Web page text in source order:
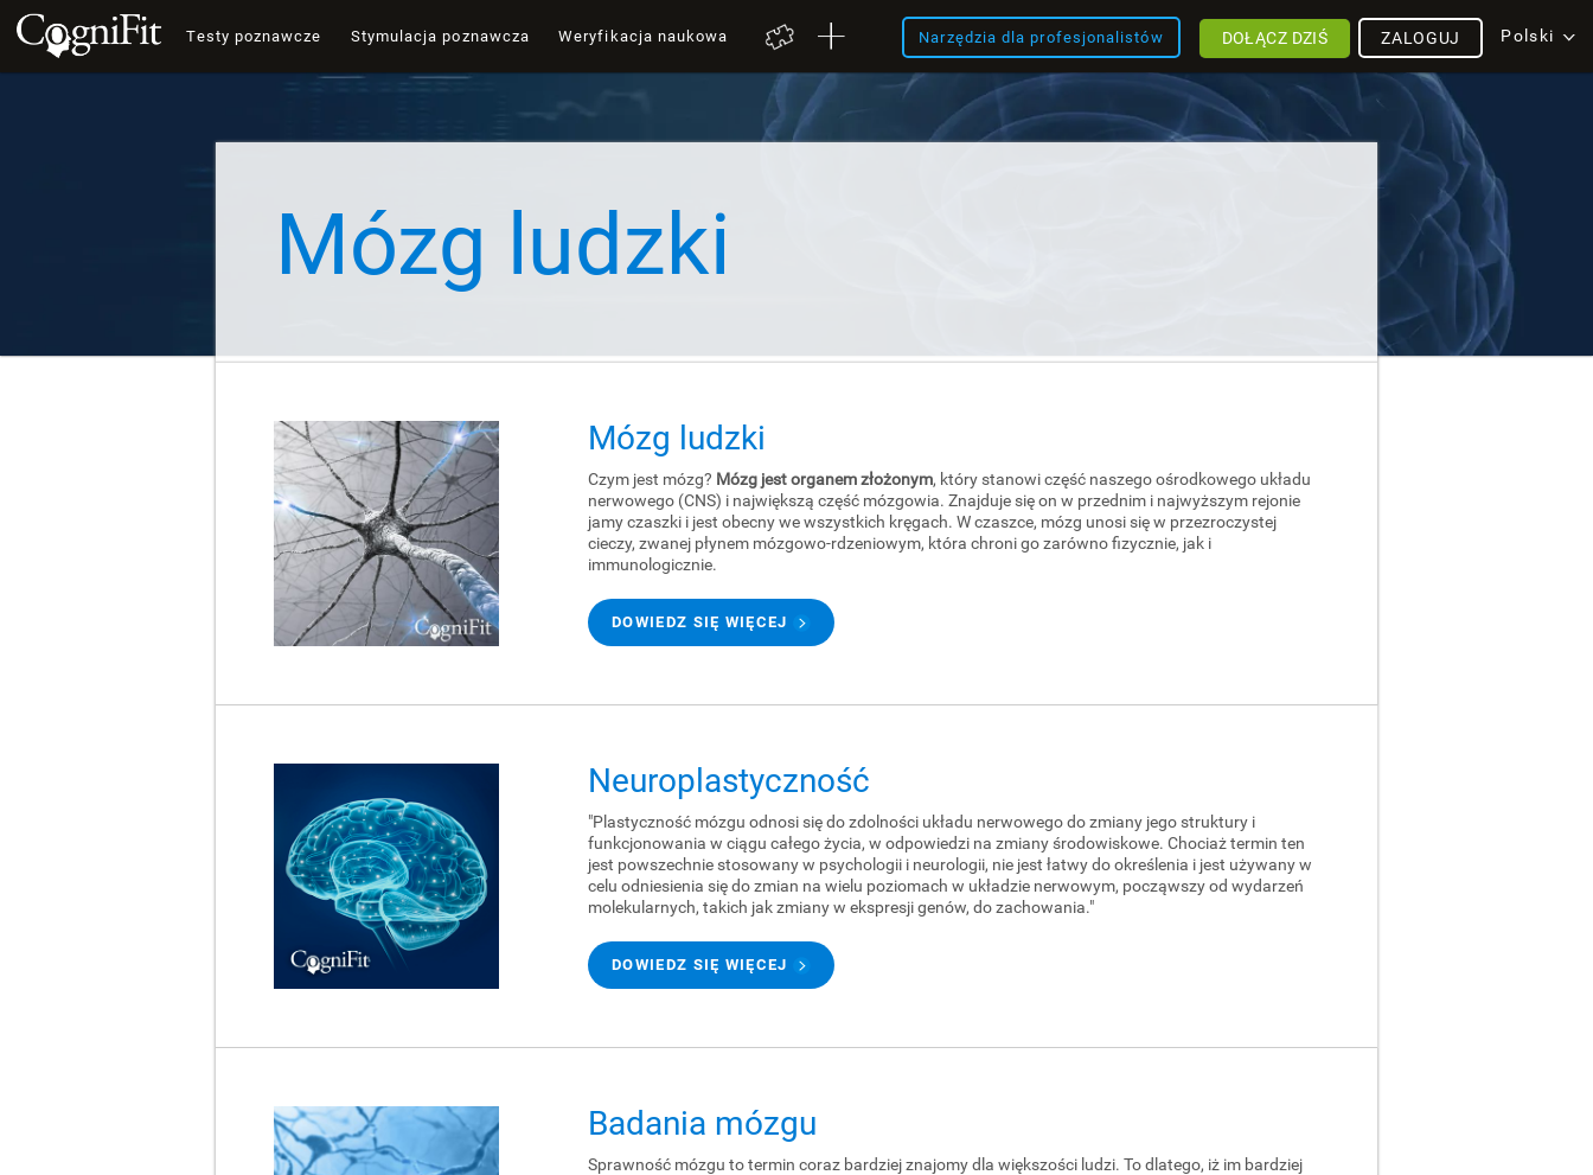
Testy poznawcze Stymulacja poznawcza Weryfikacja naukowa Narzędzia dla profesjonalistów Polski
ZALOGUJ
DOŁĄCZ DZIŚ
Mózg ludzki
Mózg ludzki
Czym jest mózg? Mózg jest organem złożonym, który stanowi część naszego ośrodkowego układu
nerwowego (CNS) i największą część mózgowia. Znajduje się on w przednim i najwyższym rejonie
jamy czaszki i jest obecny we wszystkich kręgach. W czaszce, mózg unosi się w przezroczystej
cieczy, zwanej płynem mózgowo-rdzeniowym, która chroni go zarówno fizycznie, jak i
immunologicznie.
DOWIEDZ SIĘ WIĘCEJ
Neuroplastyczność
"Plastyczność mózgu odnosi się do zdolności układu nerwowego do zmiany jego struktury i
funkcjonowania w ciągu całego życia, w odpowiedzi na zmiany środowiskowe. Chociaż termin ten
jest powszechnie stosowany w psychologii i neurologii, nie jest łatwy do określenia i jest używany w
celu odniesienia się do zmian na wielu poziomach w układzie nerwowym, począwszy od wydarzeń
molekularnych, takich jak zmiany w ekspresji genów, do zachowania."
DOWIEDZ SIĘ WIĘCEJ
Badania mózgu
Sprawność mózgu to termin coraz bardziej znajomy dla większości ludzi. To dlatego, iż im bardziej